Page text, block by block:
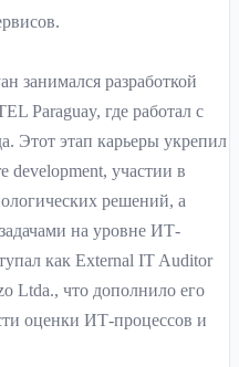
занимался разработкой
Paraguay, где работал с
Этот этап карьеры укрепил
development, участии в
решений, а
на уровне ИТ-
как External IT Auditor
Ltda., что дополнило его
оценки ИТ-процессов и